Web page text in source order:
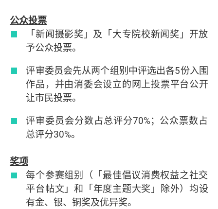
公众投票
「新闻摄影奖」及「大专院校新闻奖」开放
予公众投票。
评审委员会先从两个组别中评选出各5份入围
作品，并由消委会设立的网上投票平台公开
让市民投票。
评审委员会分数占总评分70%；公众票数占
总评分30%。
奖项
每个参赛组别（「最佳倡议消费权益之社交
平台帖文」和「年度主题大奖」除外）均设
有金、银、铜奖及优异奖。